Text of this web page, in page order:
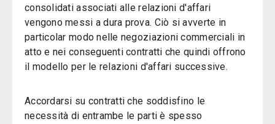
consolidati associati alle relazioni d'affari
vengono messi a dura prova. Ciò si avverte in
particolar modo nelle negoziazioni commerciali in
atto e nei conseguenti contratti che quindi offrono
il modello per le relazioni d'affari successive.
Accordarsi su contratti che soddisfino le
necessità di entrambe le parti è spesso